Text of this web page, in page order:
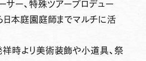
サー、特殊ツアープロデュー
日本庭園庭師までマルチに活
祥時より美術装飾や小道具、祭